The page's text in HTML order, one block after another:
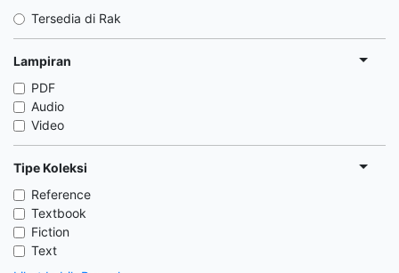
Tersedia di Rak
Lampiran
PDF
Audio
Video
Tipe Koleksi
Reference
Textbook
Fiction
Text